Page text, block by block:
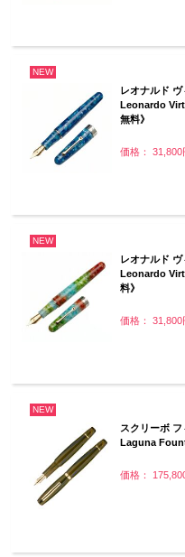
NEW
レオナルド
Leonardo
無料》
価格： 31,800
NEW
レオナルド
Leonardo
料》
価格： 31,800
NEW
スクリーボ
Laguna
価格：